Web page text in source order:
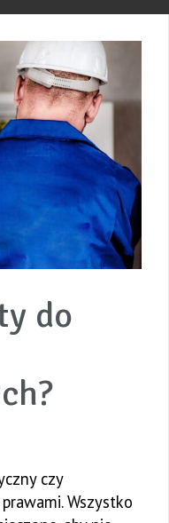
do
czy
Wszystko